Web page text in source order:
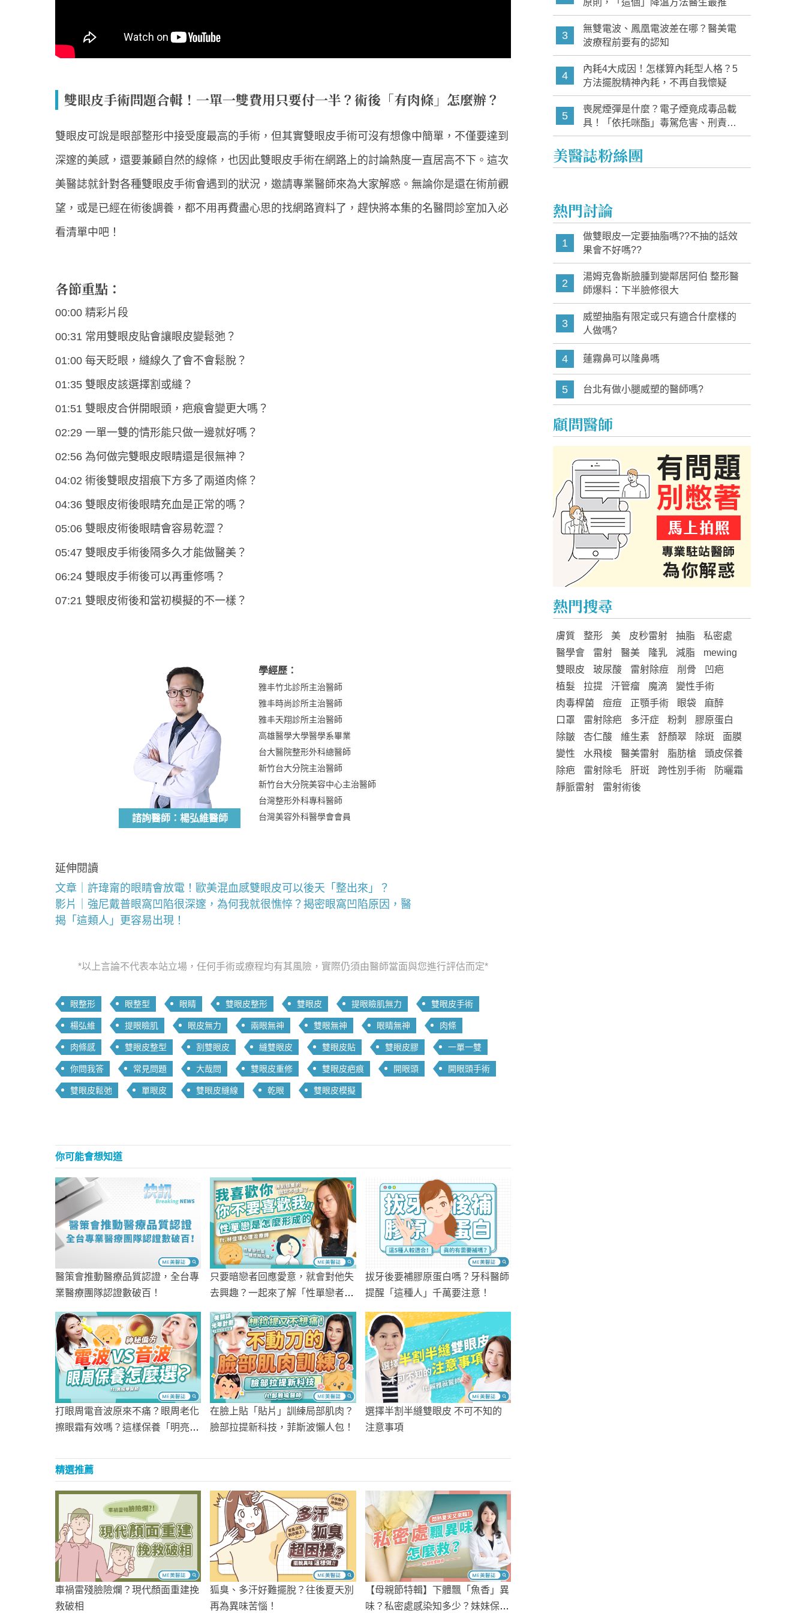
雙眼皮手術問題合輯！一單一雙費用只要付一半？術後「有肉條」怎麼辦？
雙眼皮可說是眼部整形中接受度最高的手術，但其實雙眼皮手術可沒有想像中簡單，不僅要達到
深邃的美感，還要兼顧自然的線條，也因此雙眼皮手術在網路上的討論熱度一直居高不下。這次
美醫誌就針對各種雙眼皮手術會遇到的狀況，邀請專業醫師來為大家解惑。無論你是還在術前觀
望，或是已經在術後調養，都不用再費盡心思的找網路資料了，趕快將本集的名醫問診室加入必
看清單中吧！
各節重點：
00:00 精彩片段
00:31 常用雙眼皮貼會讓眼皮變鬆弛？
01:00 每天眨眼，縫線久了會不會鬆脫？
01:35 雙眼皮該選擇割或縫？
01:51 雙眼皮合併開眼頭，疤痕會變更大嗎？
02:29 一單一雙的情形能只做一邊就好嗎？
02:56 為何做完雙眼皮眼睛還是很無神？
04:02 術後雙眼皮摺痕下方多了兩道肉條？
04:36 雙眼皮術後眼睛充血是正常的嗎？
05:06 雙眼皮術後眼睛會容易乾澀？
05:47 雙眼皮手術後隔多久才能做醫美？
06:24 雙眼皮手術後可以再重修嗎？
07:21 雙眼皮術後和當初模擬的不一樣？
諮詢醫師：楊弘維醫師
學經歷：
雅丰竹北診所主治醫師
雅丰時尚診所主治醫師
雅丰天翔診所主治醫師
高雄醫學大學醫學系畢業
台大醫院整形外科總醫師
新竹台大分院主治醫師
新竹台大分院美容中心主治醫師
台灣整形外科專科醫師
台灣美容外科醫學會會員
延伸閱讀
文章｜許瑋甯的眼睛會放電！歐美混血感雙眼皮可以後天「整出來」？
影片｜強尼戴普眼窩凹陷很深邃，為何我就很憔悴？揭密眼窩凹陷原因，醫
揭「這類人」更容易出現！
*以上言論不代表本站立場，任何手術或療程均有其風險，實際仍須由醫師當面與您進行評估而定*
眼整形 眼整型 眼睛 雙眼皮整形 雙眼皮 提眼瞼肌無力 雙眼皮手術
楊弘維 提眼瞼肌 眼皮無力 兩眼無神 雙眼無神 眼睛無神 肉條
肉條感 雙眼皮整型 割雙眼皮 縫雙眼皮 雙眼皮貼 雙眼皮膠 一單一雙
你問我答 常見問題 大哉問 雙眼皮重修 雙眼皮疤痕 開眼頭 開眼頭手術
雙眼皮鬆弛 單眼皮 雙眼皮縫線 乾眼 雙眼皮模擬
你可能會想知道
醫策會推動醫療品質認證，全台專
業醫療團隊認證數破百！
只要暗戀者回應愛意，就會對他失
去興趣？一起來了解「性單戀者」
拔牙後要補膠原蛋白嗎？牙科醫師
提醒「這種人」千萬要注意！
打眼周電音波原來不痛？眼周老化
擦眼霜有效嗎？這樣保養「明亮有
在臉上貼「貼片」訓練局部肌肉？
臉部拉提新科技，菲斯波懶人包！
選擇半割半縫雙眼皮 不可不知的
注意事項
精選推薦
車禍雷殘臉險爛？現代顏面重建挽
救破相
狐臭、多汗好難擺脫？往後夏天別
再為異味苦惱！
【母親節特輯】下體飄「魚香」異
味？私密處感染知多少？妹妹保養
3
無雙電波、鳳凰電波差在哪？醫美電
波療程前要有的認知
4
內耗4大成因！怎樣算內耗型人格？5
方法擺脫精神內耗，不再自我懷疑
5
喪屍煙彈是什麼？電子煙竟成毒品載
具！「依托咪酯」毒駕危害、刑責與
家長必知警訊
美醫誌粉絲團
熱門討論
1
做雙眼皮一定要抽脂嗎??不抽的話效
果會不好嗎??
2
湯姆克魯斯臉腫到變鄰居阿伯 整形醫
師爆料：下半臉修很大
3
威塑抽脂有限定或只有適合什麼樣的
人做嗎?
4 蓮霧鼻可以隆鼻嗎
5 台北有做小腿威塑的醫師嗎?
顧問醫師
熱門搜尋
膚質 整形 美 皮秒雷射 抽脂
私密處
醫學會
雷射 醫美 隆乳 減脂
mewing
雙眼皮
玻尿酸 雷射除痘 削骨
凹疤
植髮
拉提 汗管瘤 魔滴
變性手術
肉毒桿菌
痘痘 正顎手術 眼袋
麻醉
口罩
雷射除疤 多汗症 粉刺
膠原蛋白
除皺
杏仁酸 維生素 舒顏翠 除斑
面膜
變性
水飛梭 醫美雷射 脂肪槍
頭皮保養
除疤
雷射除毛 肝斑 跨性別手術
防曬霜
靜脈雷射
雷射術後